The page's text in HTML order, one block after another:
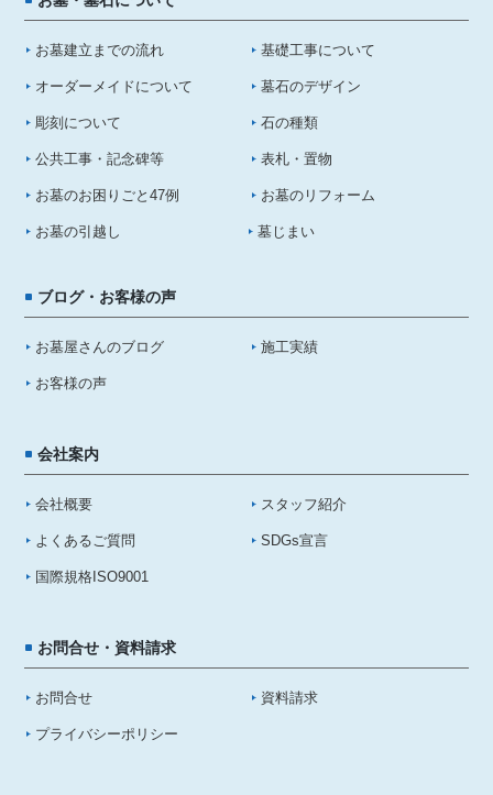
お墓建立までの流れ 基礎工事について
オーダーメイドについて 墓石のデザイン
彫刻について 石の種類
公共工事・記念碑等 表札・置物
お墓のお困りごと47例 お墓のリフォーム
お墓の引越し 墓じまい
ブログ・お客様の声
お墓屋さんのブログ 施工実績
お客様の声
会社案内
会社概要 スタッフ紹介
よくあるご質問 SDGs宣言
国際規格ISO9001
お問合せ・資料請求
お問合せ 資料請求
プライバシーポリシー